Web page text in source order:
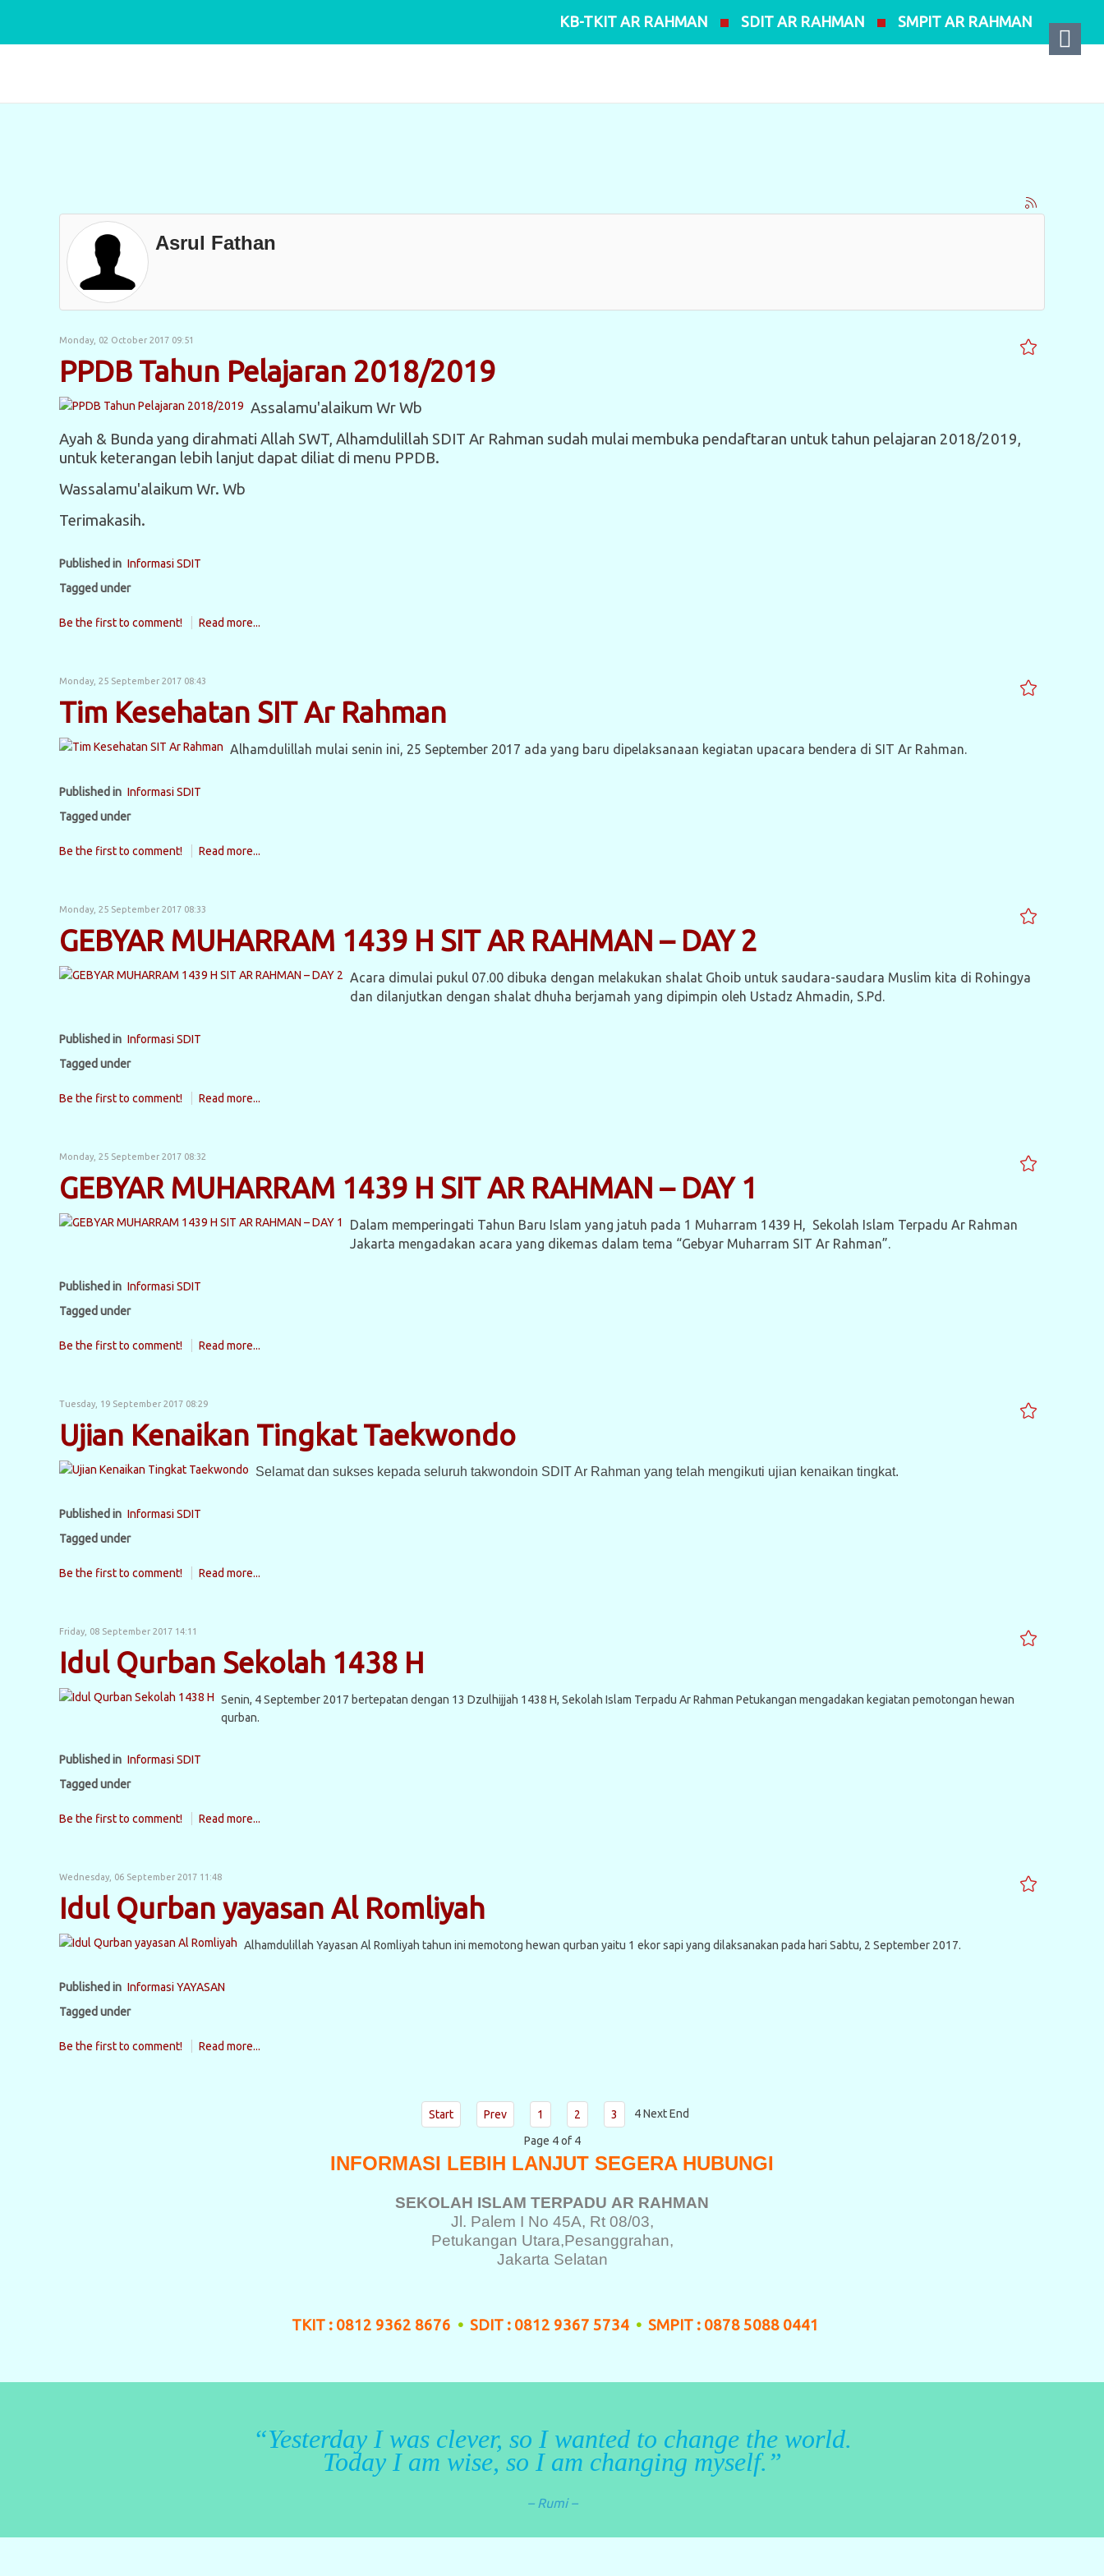
KB-TKIT AR RAHMAN SDIT AR RAHMAN SMPIT AR RAHMAN
Asrul Fathan
Monday, 02 October 2017 09:51
PPDB Tahun Pelajaran 2018/2019
Assalamu'alaikum Wr Wb
Ayah & Bunda yang dirahmati Allah SWT, Alhamdulillah SDIT Ar Rahman sudah mulai membuka pendaftaran untuk tahun pelajaran 2018/2019,
untuk keterangan lebih lanjut dapat diliat di menu PPDB.
Wassalamu'alaikum Wr. Wb
Terimakasih.
Published in Informasi SDIT
Tagged under
Be the first to comment! Read more...
Monday, 25 September 2017 08:43
Tim Kesehatan SIT Ar Rahman
Alhamdulillah mulai senin ini, 25 September 2017 ada yang baru dipelaksanaan kegiatan upacara bendera di SIT Ar Rahman.
Published in Informasi SDIT
Tagged under
Be the first to comment! Read more...
Monday, 25 September 2017 08:33
GEBYAR MUHARRAM 1439 H SIT AR RAHMAN – DAY 2
Acara dimulai pukul 07.00 dibuka dengan melakukan shalat Ghoib untuk saudara-saudara Muslim kita di Rohingya
dan dilanjutkan dengan shalat dhuha berjamah yang dipimpin oleh Ustadz Ahmadin, S.Pd.
Published in Informasi SDIT
Tagged under
Be the first to comment! Read more...
Monday, 25 September 2017 08:32
GEBYAR MUHARRAM 1439 H SIT AR RAHMAN – DAY 1
Dalam memperingati Tahun Baru Islam yang jatuh pada 1 Muharram 1439 H, Sekolah Islam Terpadu Ar Rahman
Jakarta mengadakan acara yang dikemas dalam tema “Gebyar Muharram SIT Ar Rahman”.
Published in Informasi SDIT
Tagged under
Be the first to comment! Read more...
Tuesday, 19 September 2017 08:29
Ujian Kenaikan Tingkat Taekwondo
Selamat dan sukses kepada seluruh takwondoin SDIT Ar Rahman yang telah mengikuti ujian kenaikan tingkat.
Published in Informasi SDIT
Tagged under
Be the first to comment! Read more...
Friday, 08 September 2017 14:11
Idul Qurban Sekolah 1438 H
Senin, 4 September 2017 bertepatan dengan 13 Dzulhijjah 1438 H, Sekolah Islam Terpadu Ar Rahman Petukangan mengadakan kegiatan pemotongan hewan
qurban.
Published in Informasi SDIT
Tagged under
Be the first to comment! Read more...
Wednesday, 06 September 2017 11:48
Idul Qurban yayasan Al Romliyah
Alhamdulillah Yayasan Al Romliyah tahun ini memotong hewan qurban yaitu 1 ekor sapi yang dilaksanakan pada hari Sabtu, 2 September 2017.
Published in Informasi YAYASAN
Tagged under
Be the first to comment! Read more...
Start Prev 1 2 3 4NextEnd
Page 4 of 4
INFORMASI LEBIH LANJUT SEGERA HUBUNGI
SEKOLAH ISLAM TERPADU AR RAHMAN
Jl. Palem I No 45A, Rt 08/03,
Petukangan Utara,Pesanggrahan,
Jakarta Selatan
TKIT : 0812 9362 8676 • SDIT : 0812 9367 5734 • SMPIT : 0878 5088 0441
“Yesterday I was clever, so I wanted to change the world.
Today I am wise, so I am changing myself.”
– Rumi –